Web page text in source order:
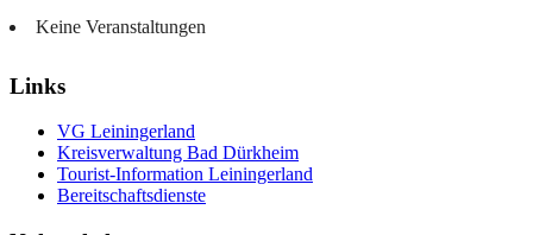
Keine Veranstaltungen
Links
VG Leiningerland
Kreisverwaltung Bad Dürkheim
Tourist-Information Leiningerland
Bereitschaftsdienste